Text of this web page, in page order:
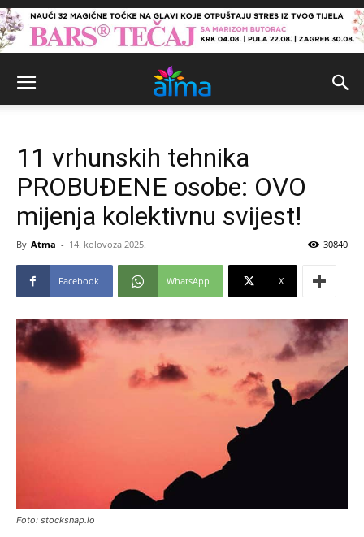
11 vrhunskih tehnika
PROBUĐENE osobe: OVO
mijenja kolektivnu svijest!
By Atma - 14. kolovoza 2025. 30840
Facebook WhatsApp X
Foto: stocksnap.io